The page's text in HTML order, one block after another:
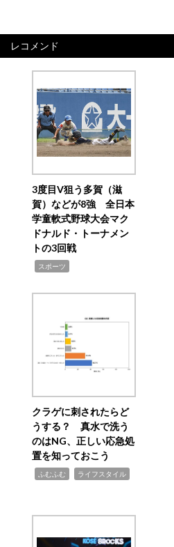
レコメンド
3度目V狙う多賀（滋
賀）などが8強 全日本
学童軟式野球大会マク
ドナルド・トーナメン
トの3回戦
スポーツ
クラゲに刺されたらど
うする？ 真水で洗う
のはNG、正しい応急処
置を知っておこう
ふむふむ ライフスタイル